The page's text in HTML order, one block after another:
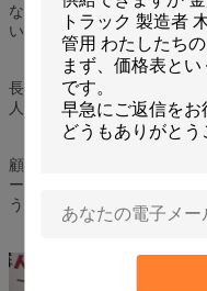
なR&Dエンジニア8人を含
います.
長年の努力により,私たちは
人気を得ています.国内外の
顧客に最高の製品と最高の
ービス第一"の目標を共有し,
う.